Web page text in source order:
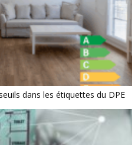
dans les étiquettes du DPE